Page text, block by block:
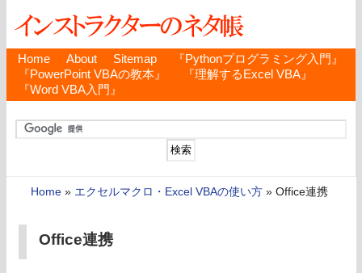
Home About Sitemap
『Pythonプログラミング入門』
『PowerPoint VBAの教本』
『理解するExcel VBA』
『Word VBA入門』
Home » エクセルマクロ・Excel VBAの使い方 » Office連携
Office連携